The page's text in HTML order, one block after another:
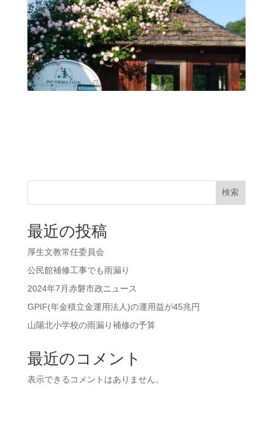
検索
最近の投稿
厚生文教常任委員会
公民館補修工事でも雨漏り
2024年7月赤磐市政ニュース
GPIF(年金積立金運用法人)の運用益が45兆円
山陽北小学校の雨漏り補修の予算
最近のコメント
表示できるコメントはありません。